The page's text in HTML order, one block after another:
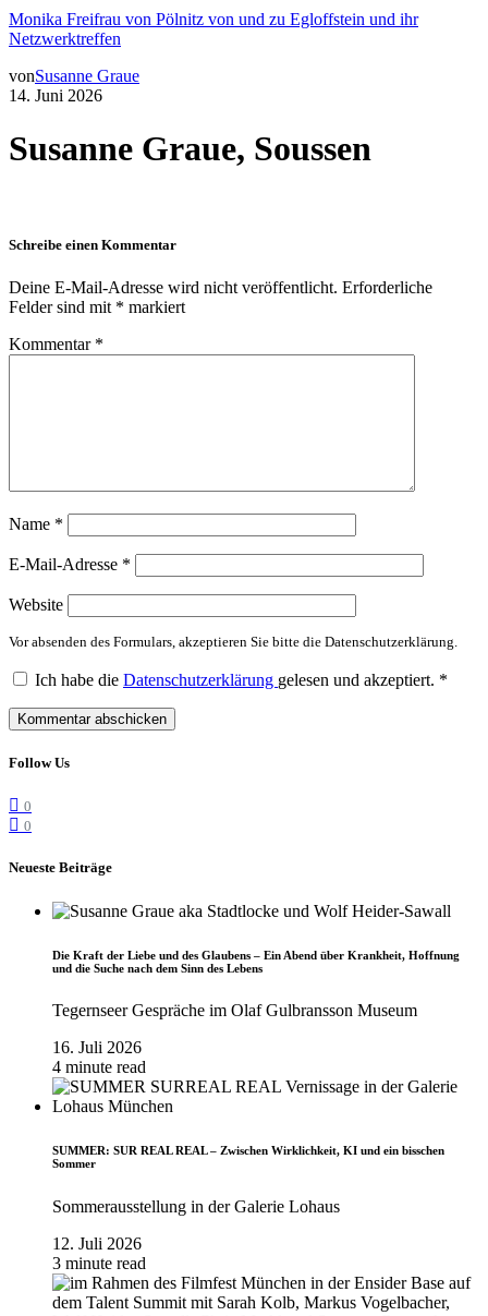
Monika Freifrau von Pölnitz von und zu Egloffstein und ihr
Netzwerktreffen
vonSusanne Graue
14. Juni 2026
Susanne Graue, Soussen
Schreibe einen Kommentar
Deine E-Mail-Adresse wird nicht veröffentlicht. Erforderliche
Felder sind mit * markiert
Kommentar *
Name *
E-Mail-Adresse *
Website
Vor absenden des Formulars, akzeptieren Sie bitte die Datenschutzerklärung.
Ich habe die Datenschutzerklärung gelesen und akzeptiert. *
Follow Us
0
0
Neueste Beiträge
Die Kraft der Liebe und des Glaubens – Ein Abend über Krankheit, Hoffnung
und die Suche nach dem Sinn des Lebens
Tegernseer Gespräche im Olaf Gulbransson Museum
16. Juli 2026
4 minute read
SUMMER: SUR REAL REAL – Zwischen Wirklichkeit, KI und ein bisschen
Sommer
Sommerausstellung in der Galerie Lohaus
12. Juli 2026
3 minute read